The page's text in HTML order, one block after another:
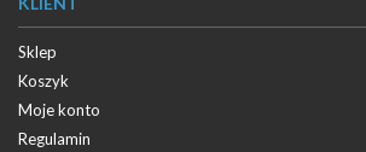
Sklep
Koszyk
Moje konto
Regulamin